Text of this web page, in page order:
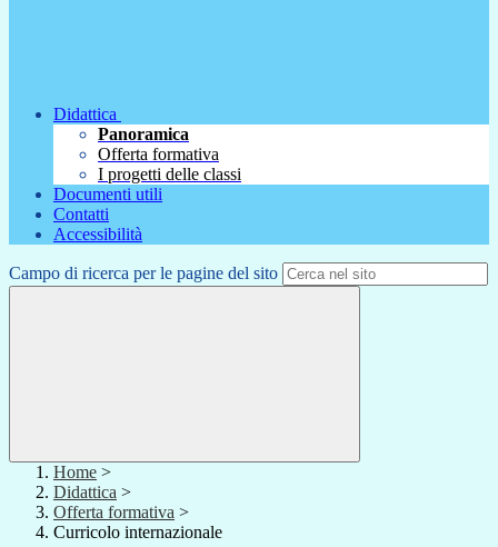
Didattica
Panoramica
Offerta formativa
I progetti delle classi
Documenti utili
Contatti
Accessibilità
Campo di ricerca per le pagine del sito
Home >
Didattica >
Offerta formativa >
Curricolo internazionale